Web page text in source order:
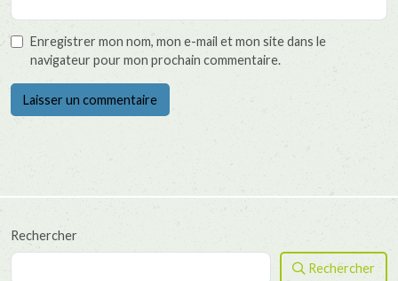
Enregistrer mon nom, mon e-mail et mon site dans le
navigateur pour mon prochain commentaire.
Rechercher
Rechercher